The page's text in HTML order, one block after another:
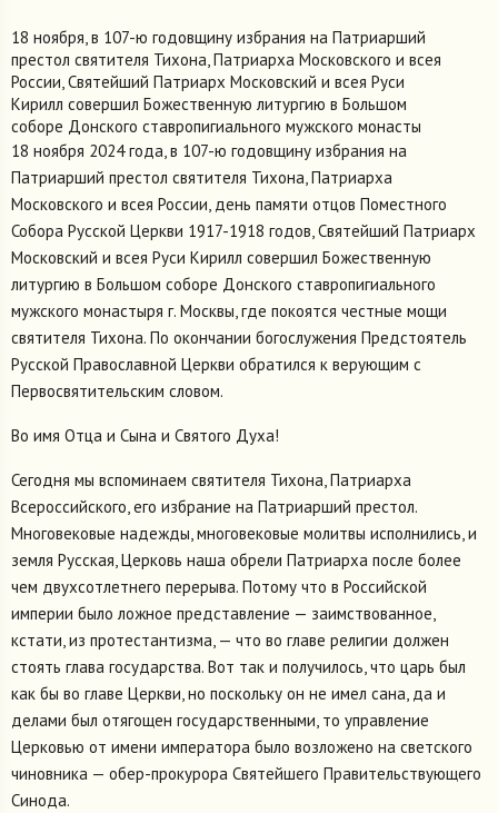
18 ноября, в 107-ю годовщину избрания на Патриарший
престол святителя Тихона, Патриарха Московского и всея
России, Святейший Патриарх Московский и всея Руси
Кирилл совершил Божественную литургию в Большом
соборе Донского ставропигиального мужского монасты
18 ноября 2024 года, в 107-ю годовщину избрания на
Патриарший престол святителя Тихона, Патриарха
Московского и всея России, день памяти отцов Поместного
Собора Русской Церкви 1917-1918 годов, Святейший Патриарх
Московский и всея Руси Кирилл совершил Божественную
литургию в Большом соборе Донского ставропигиального
мужского монастыря г. Москвы, где покоятся честные мощи
святителя Тихона. По окончании богослужения Предстоятель
Русской Православной Церкви обратился к верующим с
Первосвятительским словом.
Во имя Отца и Сына и Святого Духа!
Сегодня мы вспоминаем святителя Тихона, Патриарха
Всероссийского, его избрание на Патриарший престол.
Многовековые надежды, многовековые молитвы исполнились, и
земля Русская, Церковь наша обрели Патриарха после более
чем двухсотлетнего перерыва. Потому что в Российской
империи было ложное представление — заимствованное,
кстати, из протестантизма, — что во главе религии должен
стоять глава государства. Вот так и получилось, что царь был
как бы во главе Церкви, но поскольку он не имел сана, да и
делами был отягощен государственными, то управление
Церковью от имени императора было возложено на светского
чиновника — обер-прокурора Святейшего Правительствующего
Синода.